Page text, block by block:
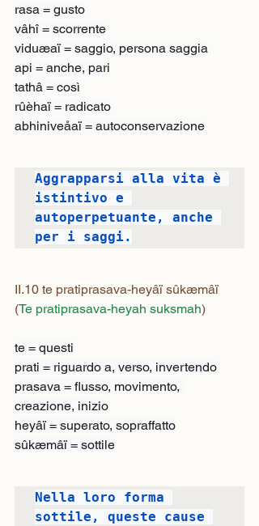
rasa = gusto
vâhî = scorrente
viduæaï = saggio, persona saggia
api = anche, pari
tathâ = così
rûèhaï = radicato
abhiniveåaï = autoconservazione
Aggrapparsi alla vita è
istintivo e
autoperpetuante, anche
per i saggi.
II.10 te pratiprasava-heyâï sûkæmâï
(Te pratiprasava-heyah suksmah)
te = questi
prati = riguardo a, verso, invertendo
prasava = flusso, movimento,
creazione, inizio
heyâï = superato, sopraffatto
sûkæmâï = sottile
Nella loro forma
sottile, queste cause